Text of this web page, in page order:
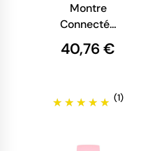
Montre
Connectée
Enfant - Ice-
Watch - Ice
40,76 €
(1)